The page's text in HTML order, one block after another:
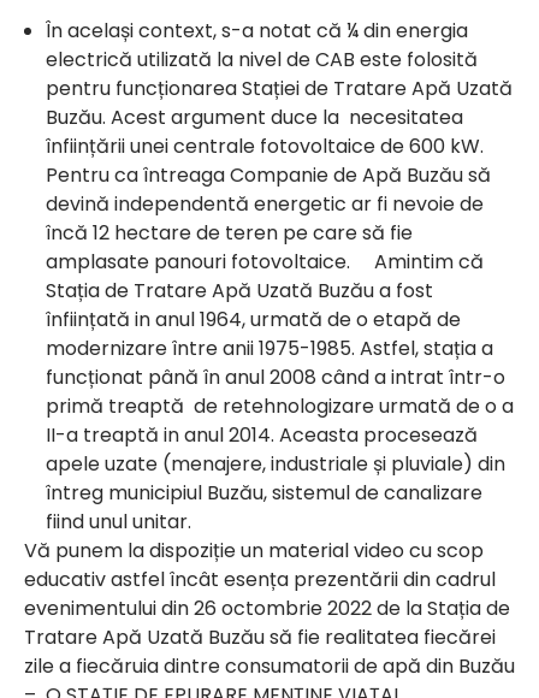
În același context, s-a notat că ¼ din energia
electrică utilizată la nivel de CAB este folosită
pentru funcționarea Stației de Tratare Apă Uzată
Buzău. Acest argument duce la necesitatea
înființării unei centrale fotovoltaice de 600 kW.
Pentru ca întreaga Companie de Apă Buzău să
devină independentă energetic ar fi nevoie de
încă 12 hectare de teren pe care să fie
amplasate panouri fotovoltaice. Amintim că
Stația de Tratare Apă Uzată Buzău a fost
înființată in anul 1964, urmată de o etapă de
modernizare între anii 1975-1985. Astfel, stația a
funcționat până în anul 2008 când a intrat într-o
primă treaptă de retehnologizare urmată de o a
II-a treaptă in anul 2014. Aceasta procesează
apele uzate (menajere, industriale și pluviale) din
întreg municipiul Buzău, sistemul de canalizare
fiind unul unitar.
Vă punem la dispoziție un material video cu scop
educativ astfel încât esența prezentării din cadrul
evenimentului din 26 octombrie 2022 de la Stația de
Tratare Apă Uzată Buzău să fie realitatea fiecărei
zile a fiecăruia dintre consumatorii de apă din Buzău